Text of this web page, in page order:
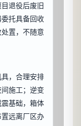
退役后废旧
托具备回收
置，不随意
，合理安排
施工；逆变
基础，箱体
远离厂区办